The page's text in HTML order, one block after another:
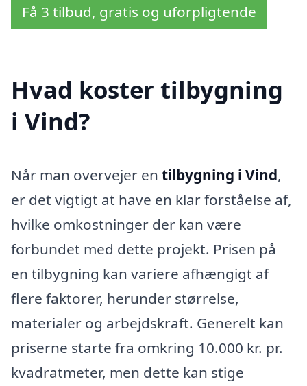
Få 3 tilbud, gratis og uforpligtende
Hvad koster tilbygning
i Vind?
Når man overvejer en tilbygning i Vind,
er det vigtigt at have en klar forståelse af,
hvilke omkostninger der kan være
forbundet med dette projekt. Prisen på
en tilbygning kan variere afhængigt af
flere faktorer, herunder størrelse,
materialer og arbejdskraft. Generelt kan
priserne starte fra omkring 10.000 kr. pr.
kvadratmeter, men dette kan stige